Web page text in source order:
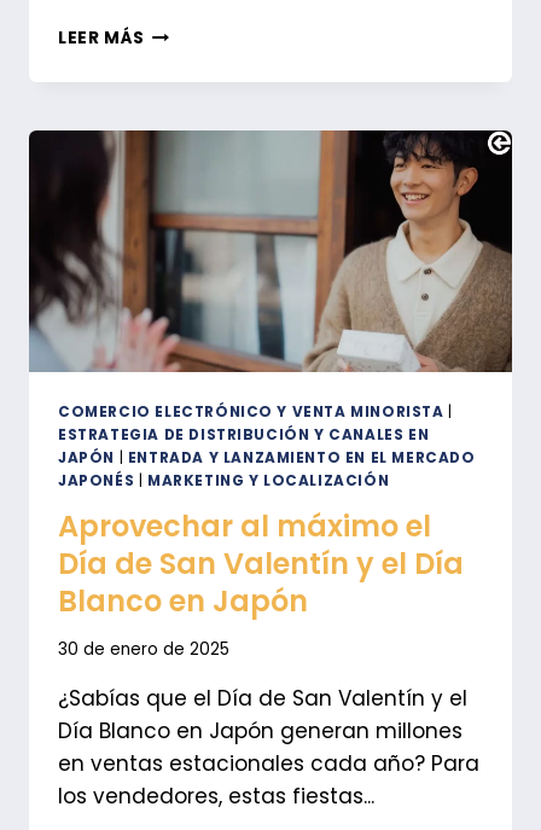
LEER MÁS ¿CÓMO
SI
ES
ADECUADO
PARA
USTED?
COMERCIO ELECTRÓNICO Y VENTA MINORISTA
ESTRATEGIA DE DISTRIBUCIÓN Y CANALES EN
JAPÓN
ENTRADA Y LANZAMIENTO EN EL MERCADO
JAPONÉS
MARKETING Y LOCALIZACIÓN
Aprovechar al máximo el
Día de San Valentín y el Día
Blanco en Japón
30 de enero de 2025
¿Sabías que el Día de San Valentín y el
Día Blanco en Japón generan millones
en ventas estacionales cada año? Para
los vendedores, estas fiestas...